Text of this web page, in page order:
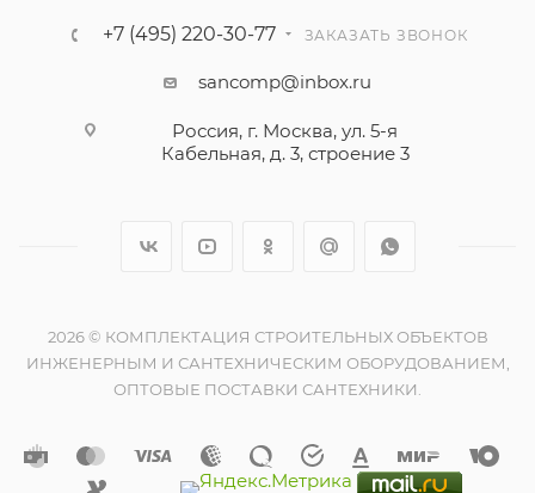
+7 (495) 220-30-77 ЗАКАЗАТЬ ЗВОНОК
sancomp@inbox.ru
Россия, г. Москва, ул. 5-я
Кабельная, д. 3, строение 3
2026 © КОМПЛЕКТАЦИЯ СТРОИТЕЛЬНЫХ ОБЪЕКТОВ
ИНЖЕНЕРНЫМ И САНТЕХНИЧЕСКИМ ОБОРУДОВАНИЕМ,
ОПТОВЫЕ ПОСТАВКИ САНТЕХНИКИ.